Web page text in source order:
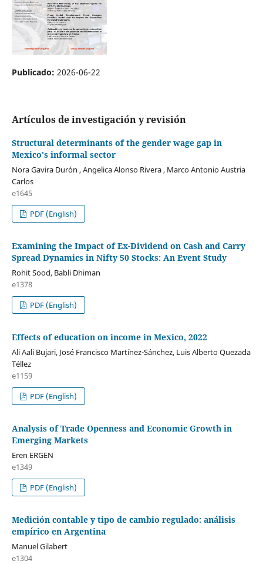
Publicado: 2026-06-22
Artículos de investigación y revisión
Structural determinants of the gender wage gap in
Mexico's informal sector
Nora Gavira Durón , Angelica Alonso Rivera , Marco Antonio Austria
Carlos
e1645
PDF (English)
Examining the Impact of Ex-Dividend on Cash and Carry
Spread Dynamics in Nifty 50 Stocks: An Event Study
Rohit Sood, Babli Dhiman
e1378
PDF (English)
Effects of education on income in Mexico, 2022
Ali Aali Bujari, José Francisco Martínez-Sánchez, Luis Alberto Quezada
Téllez
e1159
PDF (English)
Analysis of Trade Openness and Economic Growth in
Emerging Markets
Eren ERGEN
e1349
PDF (English)
Medición contable y tipo de cambio regulado: análisis
empírico en Argentina
Manuel Gilabert
e1304